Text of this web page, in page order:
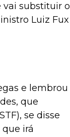
vai substituir o
Luiz Fux
e lembrou
que
se disse
irá